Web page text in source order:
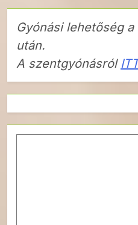
Gyónási lehetőség
után.
A szentgyónásról